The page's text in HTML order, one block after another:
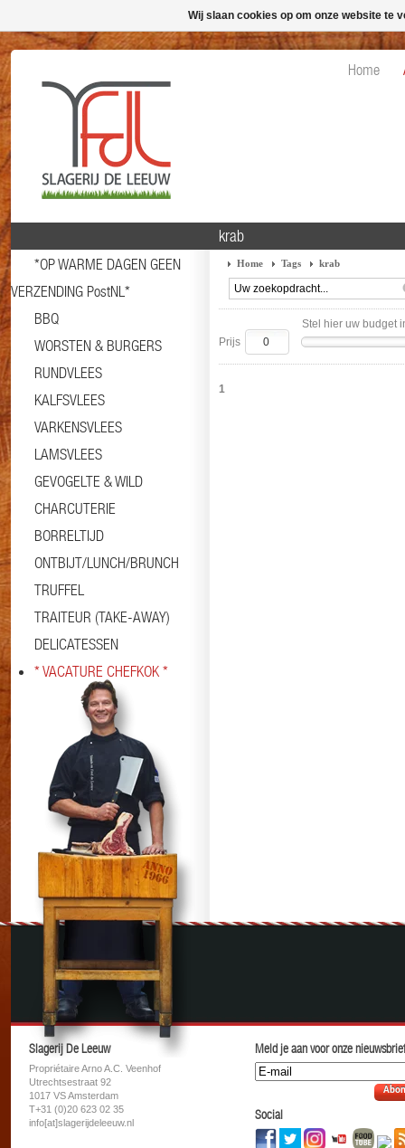
Home
*OP WARME DAGEN GEEN
VERZENDING PostNL*
BBQ
WORSTEN & BURGERS
RUNDVLEES
KALFSVLEES
VARKENSVLEES
LAMSVLEES
GEVOGELTE & WILD
CHARCUTERIE
BORRELTIJD
ONTBIJT/LUNCH/BRUNCH
TRUFFEL
TRAITEUR (TAKE-AWAY)
DELICATESSEN
* VACATURE CHEFKOK *
krab
Home Tags krab
Stel hier uw budget
Prijs
1
Slagerij De Leeuw
Propriétaire Arno A.C. Veenhof
Utrechtsestraat 92
1017 VS Amsterdam
T+31 (0)20 623 02 35
info[at]slagerijdeleeuw.nl
Meld je aan voor onze
Social
Wij slaan cookies op om onze website te